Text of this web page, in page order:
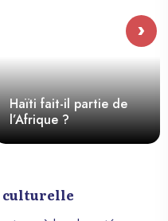
Haïti fait-il partie de
l’Afrique ?
›
culturelle